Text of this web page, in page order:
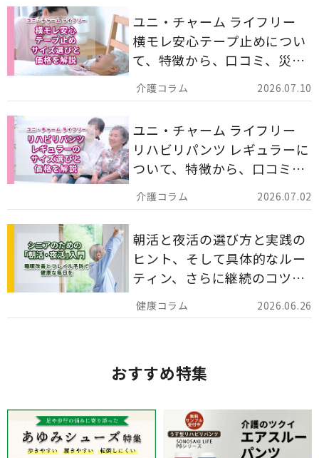
2026.07.10
ユニ・チャーム ライフリー
横モレ安心テープ止めについ
て、特徴から、口コミ、災害
備蓄としての活用法まで分か
りやすく解説します。
2026.07.02
ユニ・チャーム ライフリー
リハビリパンツ レギュラーに
ついて、特徴から、口コミ、
災害備蓄としての活用法まで
分かりやすく解説します。
2026.06.26
朝活と夜活の選び方と実践の
ヒント、そして具体的なルー
ティン、さらに継続のコツま
でを詳しくご紹介します。
おすすめ特集